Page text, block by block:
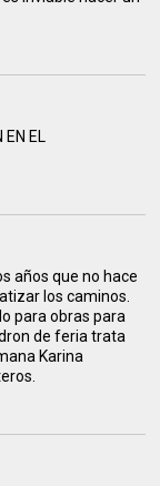
EN EL
años que no hace
los caminos.
para obras para
de feria trata
Karina